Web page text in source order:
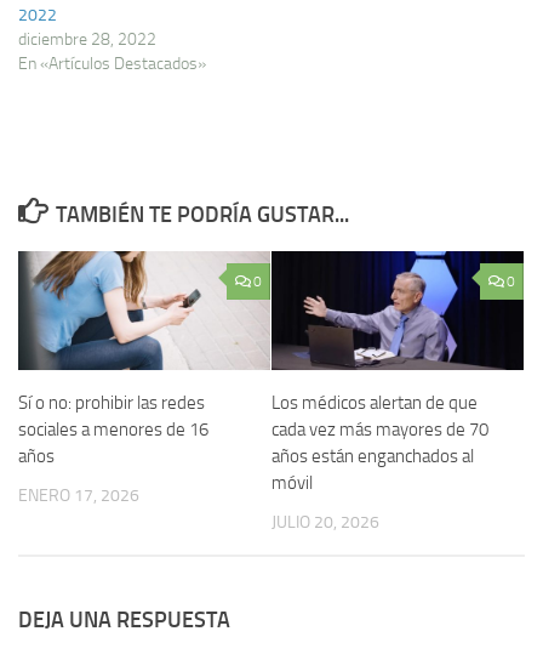
2022
diciembre 28, 2022
En «Artículos Destacados»
TAMBIÉN TE PODRÍA GUSTAR...
0
Sí o no: prohibir las redes
sociales a menores de 16
años
ENERO 17, 2026
0
Los médicos alertan de que
cada vez más mayores de 70
años están enganchados al
móvil
JULIO 20, 2026
DEJA UNA RESPUESTA